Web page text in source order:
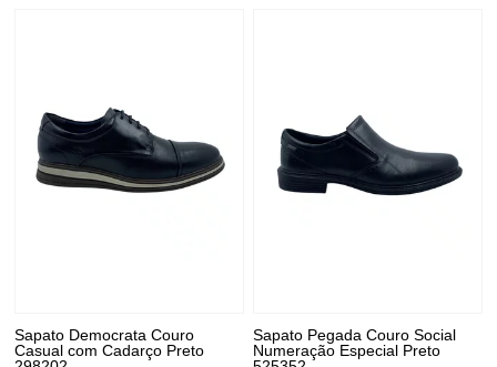
Sapato Democrata Couro
Casual com Cadarço Preto
Sapato Pegada Couro Social
Numeração Especial Preto